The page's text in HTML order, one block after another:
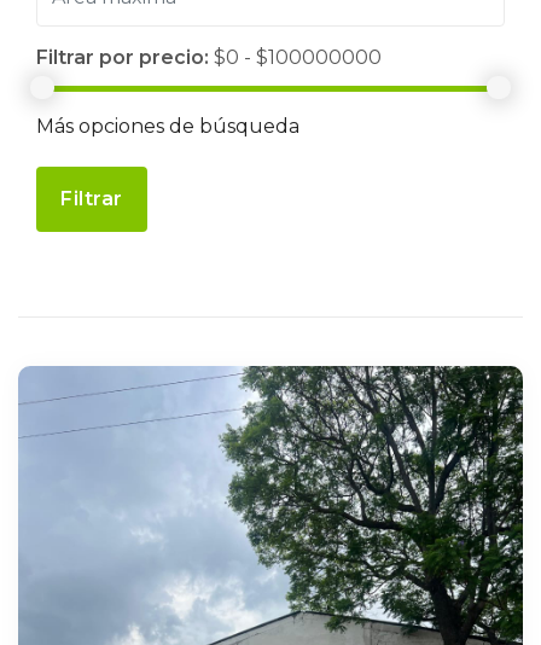
Filtrar por precio: $0 - $100000000
Más opciones de búsqueda
Filtrar